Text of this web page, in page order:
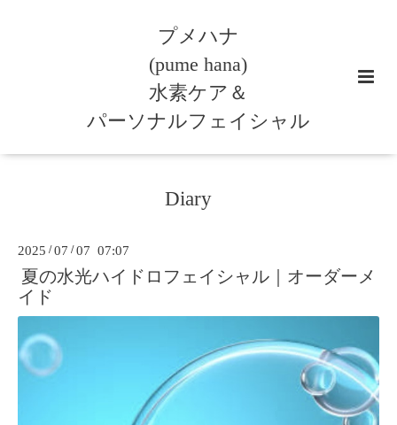
プメハナ
(pume hana)
水素ケア＆
パーソナルフェイシャル
Diary
2025 /07 /07 07:07
夏の水光ハイドロフェイシャル｜オーダーメ
イド